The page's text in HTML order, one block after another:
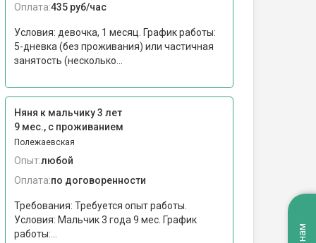
Оплата:435 руб/час
Условия: девочка, 1 месяц. График работы:
5-дневка (без проживания) или частичная
занятость (несколько...
Няня к мальчику 3 лет
9 мес., с проживанием
Полежаевская
Опыт:любой
Оплата:по договоренности
Требования: Требуется опыт работы.
Условия: Мальчик 3 года 9 мес. График
работы:...